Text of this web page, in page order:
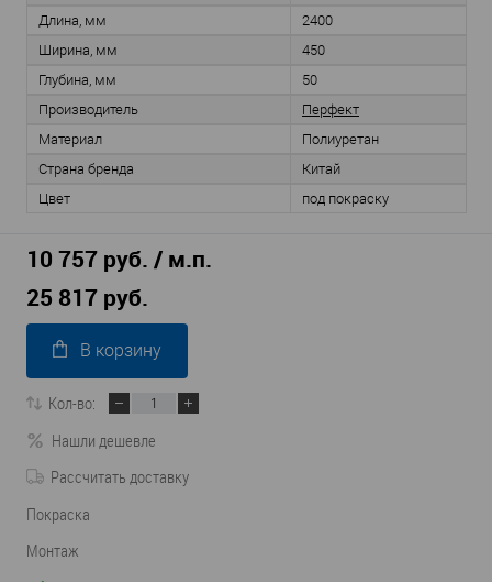
Длина, мм
2400
Ширина, мм
450
Глубина, мм
50
Производитель
Перфект
Материал
Полиуретан
Страна бренда
Китай
Цвет
под покраску
10 757 руб. / м.п.
25 817 руб.
В корзину
Кол-во:
Нашли дешевле
Рассчитать доставку
Покраска
Монтаж